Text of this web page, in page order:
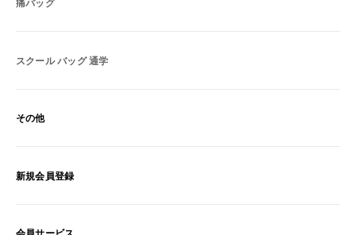
痛バッグ
スクール バッグ 通学
その他
新規会員登録